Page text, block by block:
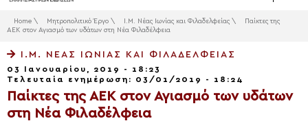
Home \ Μητροπολιτικό Έργο \ Ι.Μ. Νέας Ιωνίας και Φιλαδελφείας \
Παίκτες της
ΑΕΚ στον Αγιασμό των υδάτων στη Νέα Φιλαδέλφεια
Ι.Μ. ΝΈΑΣ ΙΩΝΊΑΣ ΚΑΙ ΦΙΛΑΔΕΛΦΕΊΑΣ
03 Ιανουαρίου, 2019 - 18:23
Τελευταία ενημέρωση: 03/01/2019 - 18:24
Παίκτες της ΑΕΚ στον Αγιασμό των υδάτων
στη Νέα Φιλαδέλφεια